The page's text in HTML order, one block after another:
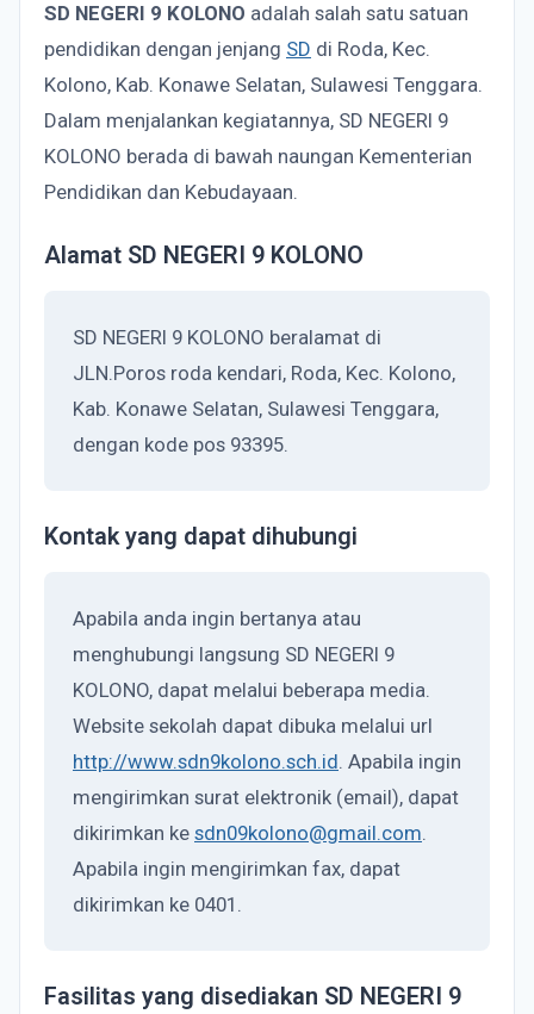
SD NEGERI 9 KOLONO adalah salah satu satuan
pendidikan dengan jenjang SD di Roda, Kec.
Kolono, Kab. Konawe Selatan, Sulawesi Tenggara.
Dalam menjalankan kegiatannya, SD NEGERI 9
KOLONO berada di bawah naungan Kementerian
Pendidikan dan Kebudayaan.
Alamat SD NEGERI 9 KOLONO
SD NEGERI 9 KOLONO beralamat di
JLN.Poros roda kendari, Roda, Kec. Kolono,
Kab. Konawe Selatan, Sulawesi Tenggara,
dengan kode pos 93395.
Kontak yang dapat dihubungi
Apabila anda ingin bertanya atau
menghubungi langsung SD NEGERI 9
KOLONO, dapat melalui beberapa media.
Website sekolah dapat dibuka melalui url
http://www.sdn9kolono.sch.id. Apabila ingin
mengirimkan surat elektronik (email), dapat
dikirimkan ke sdn09kolono@gmail.com.
Apabila ingin mengirimkan fax, dapat
dikirimkan ke 0401.
Fasilitas yang disediakan SD NEGERI 9